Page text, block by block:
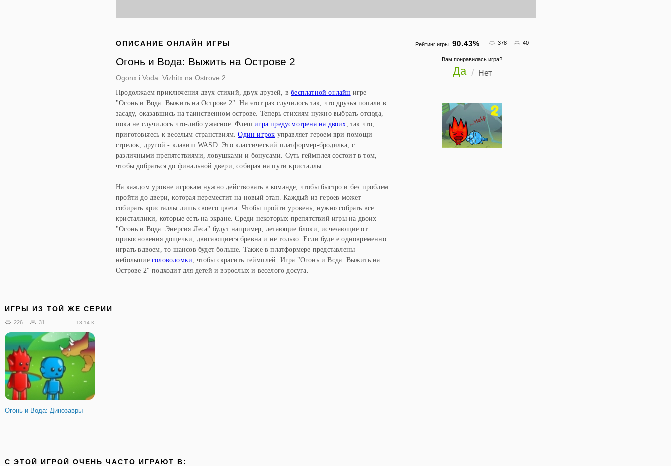
Рейтинг игры 90.43% 378 40
Вам понравилась игра?
Да Нет
ОПИСАНИЕ ОНЛАЙН ИГРЫ
Огонь и Вода: Выжить на Острове 2
Ogonx i Voda: Vizhitx na Ostrove 2
Продолжаем приключения двух стихий, двух друзей, вбесплатной онлайн игре
"Огонь и Вода: Выжить на Острове 2". На этот раз случилось так, что друзья попали в
засаду, оказавшись на таинственном острове. Теперь стихиям нужно выбрать отсюда,
пока не случилось что-либо ужасное. Флешигра предусмотрена на двоих , так что,
приготовьтесь к веселым странствиям.Один игрок управляет героем при помощи
стрелок, другой - клавиш WASD. Это классический платформер-бродилка, с
различными препятствиями, ловушками и бонусами. Суть геймплея состоит в том,
чтобы добраться до финальной двери, собирая на пути кристаллы.
На каждом уровне игрокам нужно действовать в команде, чтобы быстро и без проблем
пройти до двери, которая переместит на новый этап. Каждый из героев может
собирать кристаллы лишь своего цвета. Чтобы пройти уровень, нужно собрать все
кристаллики, которые есть на экране. Среди некоторых препятствий игры на двоих
"Огонь и Вода: Энергия Леса" будут например, летающие блоки, исчезающие от
прикосновения дощечки, двигающиеся бревна и не только. Если будете одновременно
играть вдвоем, то шансов будет больше. Также в платформере представлены
небольшие головоломки , чтобы скрасить геймплей. Игра "Огонь и Вода: Выжить на
Острове 2" подходит для детей и взрослых и веселого досуга.
ИГРЫ ИЗ ТОЙ ЖЕ СЕРИИ
226 31 13.14 K
Огонь и Вода: Динозавры
C ЭТОЙ ИГРОЙ ОЧЕНЬ ЧАСТО ИГРАЮТ В: